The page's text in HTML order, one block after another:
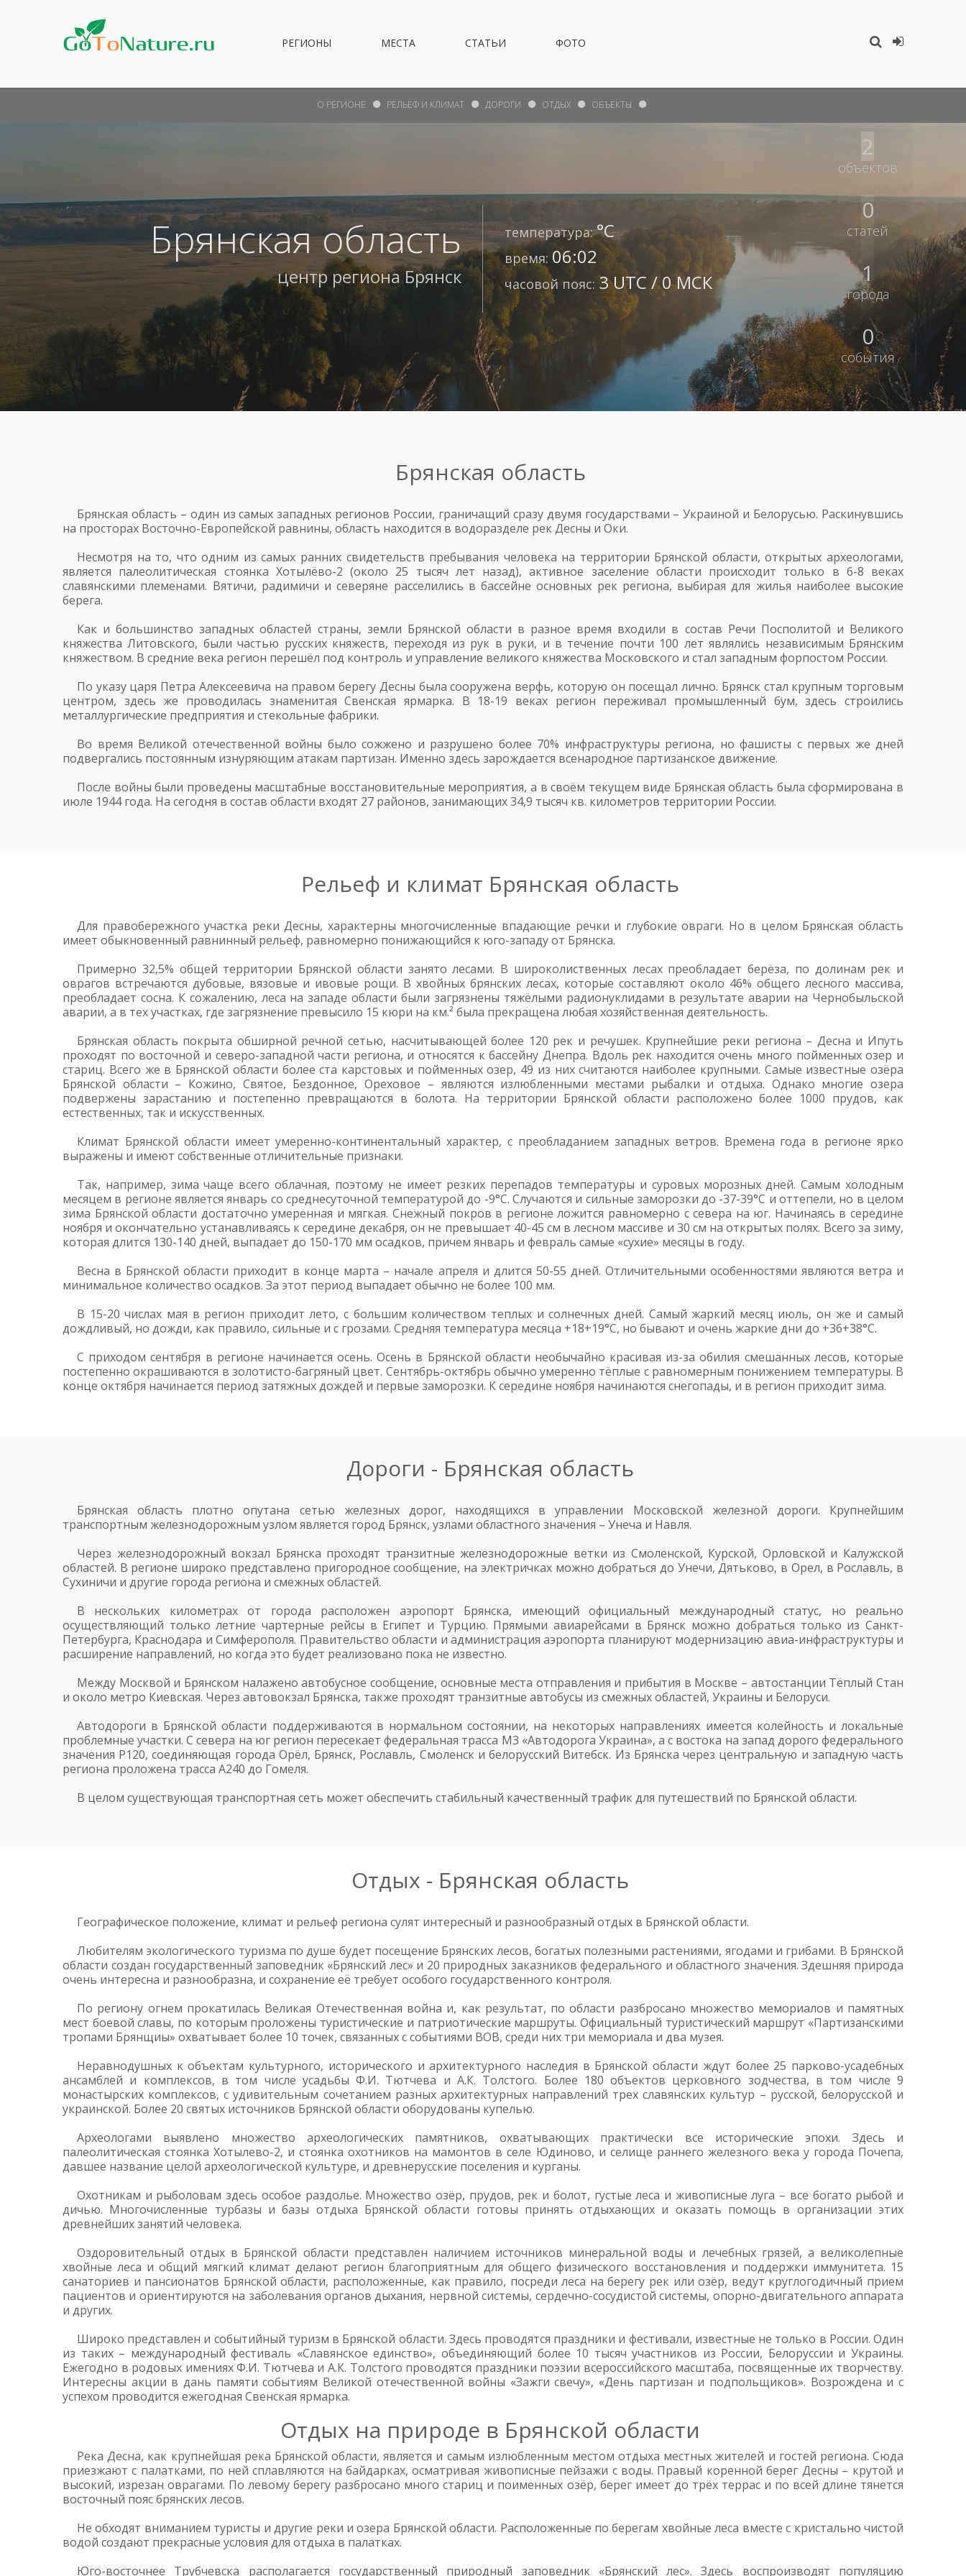
РЕГИОНЫ МЕСТА СТАТЬИ ФОТО
Брянская область
центр регионаБрянск
температура:°С
время: 06:02
часовой пояс: 3 UTC / 0 МСК
2
объектов
0
статей
1
города
0
события
О РЕГИОНЕ РЕЛЬЕФ И КЛИМАТ ДОРОГИ ОТДЫХ ОБЪЕКТЫ
Брянская область
Брянская область – один из самых западных регионов России, граничащий сразу двумя государствами – Украиной и Белорусью. Раскинувшись
на просторах Восточно-Европейской равнины, область находится в водоразделе рек Десны и Оки.
Несмотря на то, что одним из самых ранних свидетельств пребывания человека на территории Брянской области, открытых археологами,
является палеолитическая стоянка Хотылёво-2 (около 25 тысяч лет назад), активное заселение области происходит только в 6-8 веках
славянскими племенами. Вятичи, радимичи и северяне расселились в бассейне основных рек региона, выбирая для жилья наиболее высокие
берега.
Как и большинство западных областей страны, земли Брянской области в разное время входили в состав Речи Посполитой и Великого
княжества Литовского, были частью русских княжеств, переходя из рук в руки, и в течение почти 100 лет являлись независимым Брянским
княжеством. В средние века регион перешёл под контроль и управление великого княжества Московского и стал западным форпостом России.
По указу царя Петра Алексеевича на правом берегу Десны была сооружена верфь, которую он посещал лично. Брянск стал крупным торговым
центром, здесь же проводилась знаменитая Свенская ярмарка. В 18-19 веках регион переживал промышленный бум, здесь строились
металлургические предприятия и стекольные фабрики.
Во время Великой отечественной войны было сожжено и разрушено более 70% инфраструктуры региона, но фашисты с первых же дней
подвергались постоянным изнуряющим атакам партизан. Именно здесь зарождается всенародное партизанское движение.
После войны были проведены масштабные восстановительные мероприятия, а в своём текущем виде Брянская область была сформирована в
июле 1944 года. На сегодня в состав области входят 27 районов, занимающих 34,9 тысяч кв. километров территории России.
Рельеф и климат Брянская область
Для правобережного участка реки Десны, характерны многочисленные впадающие речки и глубокие овраги. Но в целом Брянская область
имеет обыкновенный равнинный рельеф, равномерно понижающийся к юго-западу от Брянска.
Примерно 32,5% общей территории Брянской области занято лесами. В широколиственных лесах преобладает берёза, по долинам рек и
оврагов встречаются дубовые, вязовые и ивовые рощи. В хвойных брянских лесах, которые составляют около 46% общего лесного массива,
преобладает сосна. К сожалению, леса на западе области были загрязнены тяжёлыми радионуклидами в результате аварии на Чернобыльской
аварии, а в тех участках, где загрязнение превысило 15 кюри на км.² была прекращена любая хозяйственная деятельность.
Брянская область покрыта обширной речной сетью, насчитывающей более 120 рек и речушек. Крупнейшие реки региона – Десна и Ипуть
проходят по восточной и северо-западной части региона, и относятся к бассейну Днепра. Вдоль рек находится очень много пойменных озер и
стариц. Всего же в Брянской области более ста карстовых и пойменных озер, 49 из них считаются наиболее крупными. Самые известные озёра
Брянской области – Кожино, Святое, Бездонное, Ореховое – являются излюбленными местами рыбалки и отдыха. Однако многие озера
подвержены зарастанию и постепенно превращаются в болота. На территории Брянской области расположено более 1000 прудов, как
естественных, так и искусственных.
Климат Брянской области имеет умеренно-континентальный характер, с преобладанием западных ветров. Времена года в регионе ярко
выражены и имеют собственные отличительные признаки.
Так, например, зима чаще всего облачная, поэтому не имеет резких перепадов температуры и суровых морозных дней. Самым холодным
месяцем в регионе является январь со среднесуточной температурой до -9°С. Случаются и сильные заморозки до -37-39°С и оттепели, но в целом
зима Брянской области достаточно умеренная и мягкая. Снежный покров в регионе ложится равномерно с севера на юг. Начинаясь в середине
ноября и окончательно устанавливаясь к середине декабря, он не превышает 40-45 см в лесном массиве и 30 см на открытых полях. Всего за зиму,
которая длится 130-140 дней, выпадает до 150-170 мм осадков, причем январь и февраль самые «сухие» месяцы в году.
Весна в Брянской области приходит в конце марта – начале апреля и длится 50-55 дней. Отличительными особенностями являются ветра и
минимальное количество осадков. За этот период выпадает обычно не более 100 мм.
В 15-20 числах мая в регион приходит лето, с большим количеством теплых и солнечных дней. Самый жаркий месяц июль, он же и самый
дождливый, но дожди, как правило, сильные и с грозами. Средняя температура месяца +18+19°С, но бывают и очень жаркие дни до +36+38°С.
С приходом сентября в регионе начинается осень. Осень в Брянской области необычайно красивая из-за обилия смешанных лесов, которые
постепенно окрашиваются в золотисто-багряный цвет. Сентябрь-октябрь обычно умеренно тёплые с равномерным понижением температуры. В
конце октября начинается период затяжных дождей и первые заморозки. К середине ноября начинаются снегопады, и в регион приходит зима.
Дороги - Брянская область
Брянская область плотно опутана сетью железных дорог, находящихся в управлении Московской железной дороги. Крупнейшим
транспортным железнодорожным узлом является город Брянск, узлами областного значения – Унеча и Навля.
Через железнодорожный вокзал Брянска проходят транзитные железнодорожные ветки из Смоленской, Курской, Орловской и Калужской
областей. В регионе широко представлено пригородное сообщение, на электричках можно добраться до Унечи, Дятьково, в Орел, в Рославль, в
Сухиничи и другие города региона и смежных областей.
В нескольких километрах от города расположен аэропорт Брянска, имеющий официальный международный статус, но реально
осуществляющий только летние чартерные рейсы в Египет и Турцию. Прямыми авиарейсами в Брянск можно добраться только из Санкт-
Петербурга, Краснодара и Симферополя. Правительство области и администрация аэропорта планируют модернизацию авиа-инфраструктуры и
расширение направлений, но когда это будет реализовано пока не известно.
Между Москвой и Брянском налажено автобусное сообщение, основные места отправления и прибытия в Москве – автостанции Тёплый Стан
и около метро Киевская. Через автовокзал Брянска, также проходят транзитные автобусы из смежных областей, Украины и Белоруси.
Автодороги в Брянской области поддерживаются в нормальном состоянии, на некоторых направлениях имеется колейность и локальные
проблемные участки. С севера на юг регион пересекает федеральная трасса М3 «Автодорога Украина», а с востока на запад дорого федерального
значения Р120, соединяющая города Орёл, Брянск, Рославль, Смоленск и белорусский Витебск. Из Брянска через центральную и западную часть
региона проложена трасса А240 до Гомеля.
В целом существующая транспортная сеть может обеспечить стабильный качественный трафик для путешествий по Брянской области.
Отдых - Брянская область
Географическое положение, климат и рельеф региона сулят интересный и разнообразный отдых в Брянской области.
Любителям экологического туризма по душе будет посещение Брянских лесов, богатых полезными растениями, ягодами и грибами. В Брянской
области создан государственный заповедник «Брянский лес» и 20 природных заказников федерального и областного значения. Здешняя природа
очень интересна и разнообразна, и сохранение её требует особого государственного контроля.
По региону огнем прокатилась Великая Отечественная война и, как результат, по области разбросано множество мемориалов и памятных
мест боевой славы, по которым проложены туристические и патриотические маршруты. Официальный туристический маршрут «Партизанскими
тропами Брянщиы» охватывает более 10 точек, связанных с событиями ВОВ, среди них три мемориала и два музея.
Неравнодушных к объектам культурного, исторического и архитектурного наследия в Брянской области ждут более 25 парково-усадебных
ансамблей и комплексов, в том числе усадьбы Ф.И. Тютчева и А.К. Толстого. Более 180 объектов церковного зодчества, в том числе 9
монастырских комплексов, с удивительным сочетанием разных архитектурных направлений трех славянских культур – русской, белорусской и
украинской. Более 20 святых источников Брянской области оборудованы купелью.
Археологами выявлено множество археологических памятников, охватывающих практически все исторические эпохи. Здесь и
палеолитическая стоянка Хотылево-2, и стоянка охотников на мамонтов в селе Юдиново, и селище раннего железного века у города Почепа,
давшее название целой археологической культуре, и древнерусские поселения и курганы.
Охотникам и рыболовам здесь особое раздолье. Множество озёр, прудов, рек и болот, густые леса и живописные луга – все богато рыбой и
дичью. Многочисленные турбазы и базы отдыха Брянской области готовы принять отдыхающих и оказать помощь в организации этих
древнейших занятий человека.
Оздоровительный отдых в Брянской области представлен наличием источников минеральной воды и лечебных грязей, а великолепные
хвойные леса и общий мягкий климат делают регион благоприятным для общего физического восстановления и поддержки иммунитета. 15
санаториев и пансионатов Брянской области, расположенные, как правило, посреди леса на берегу рек или озёр, ведут круглогодичный прием
пациентов и ориентируются на заболевания органов дыхания, нервной системы, сердечно-сосудистой системы, опорно-двигательного аппарата
и других.
Широко представлен и событийный туризм в Брянской области. Здесь проводятся праздники и фестивали, известные не только в России. Один
из таких – международный фестиваль «Славянское единство», объединяющий более 10 тысяч участников из России, Белоруссии и Украины.
Ежегодно в родовых имениях Ф.И. Тютчева и А.К. Толстого проводятся праздники поэзии всероссийского масштаба, посвященные их творчеству.
Интересны акции в дань памяти событиям Великой отечественной войны «Зажги свечу», «День партизан и подпольщиков». Возрождена и с
успехом проводится ежегодная Свенская ярмарка.
Отдых на природе в Брянской области
Река Десна, как крупнейшая река Брянской области, является и самым излюбленным местом отдыха местных жителей и гостей региона. Сюда
приезжают с палатками, по ней сплавляются на байдарках, осматривая живописные пейзажи с воды. Правый коренной берег Десны – крутой и
высокий, изрезан оврагами. По левому берегу разбросано много стариц и поименных озёр, берег имеет до трёх террас и по всей длине тянется
восточный пояс брянских лесов.
Не обходят вниманием туристы и другие реки и озера Брянской области. Расположенные по берегам хвойные леса вместе с кристально чистой
водой создают прекрасные условия для отдыха в палатках.
Юго-восточнее Трубчевска располагается государственный природный заповедник «Брянский лес». Здесь воспроизводят популяцию